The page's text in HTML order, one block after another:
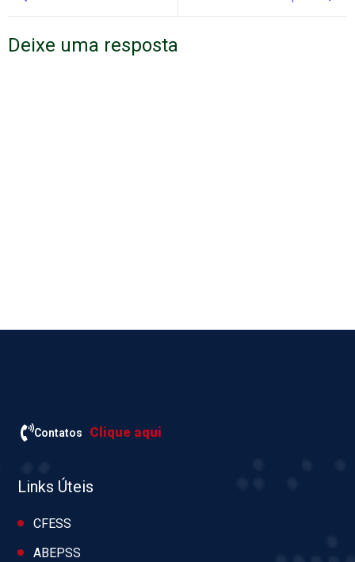
Deixe uma resposta
Contatos Clique aqui
Links Úteis
CFESS
ABEPSS